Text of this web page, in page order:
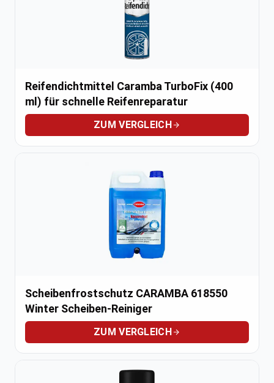
Reifendichtmittel Caramba TurboFix (400
ml) für schnelle Reifenreparatur
ZUM VERGLEICH
Scheibenfrostschutz CARAMBA 618550
Winter Scheiben-Reiniger
ZUM VERGLEICH